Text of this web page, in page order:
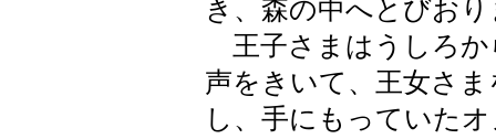
き、森の中へとびお
王子さまはうしろか
声をきいて、王女さ
し、手にもっていた